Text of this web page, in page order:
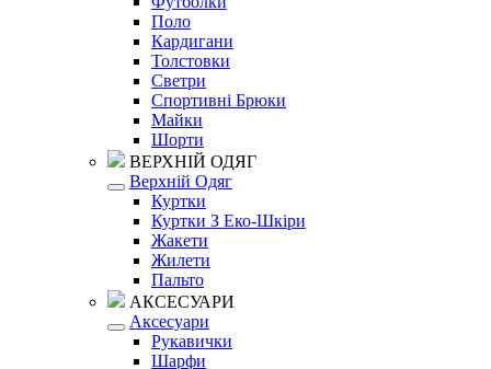
Поло
Кардигани
Толстовки
Светри
Спортивні Брюки
Майки
Шорти
ВЕРХНІЙ ОДЯГ
Верхній Одяг
Куртки
Куртки З Еко-Шкіри
Жакети
Жилети
Пальто
АКСЕСУАРИ
Аксесуари
Рукавички
Шарфи